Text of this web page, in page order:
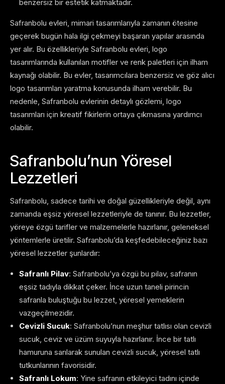
benzersiz bir estetik katmaktadır.
Safranbolu evleri, mimari tasarımlarıyla zamanın ötesine
geçerek bugün hala ilgi çekmeyi başaran yapılar arasında
yer alır. Bu özellikleriyle Safranbolu evleri, logo
tasarımlarında kullanılan motifler ve renk paletleri için ilham
kaynağı olabilir. Bu evler, tasarımcılara benzersiz ve göz alıcı
logo tasarımları yaratma konusunda ilham verebilir. Bu
nedenle, Safranbolu evlerinin detaylı gözlemi, logo
tasarımları için kreatif fikirlerin ortaya çıkmasına yardımcı
olabilir.
Safranbolu’nun Yöresel
Lezzetleri
Safranbolu, sadece tarihi ve doğal güzellikleriyle değil, aynı
zamanda eşsiz yöresel lezzetleriyle de tanınır. Bu lezzetler,
yöreye özgü tarifler ve malzemelerle hazırlanır, geleneksel
yöntemlerle üretilir. Safranbolu’da keşfedebileceğiniz bazı
yöresel lezzetler şunlardır:
Safranlı Pilav: Safranbolu’ya özgü bu pilav, safranın
eşsiz tadıyla dikkat çeker. İnce uzun taneli pirincin
safranla buluştuğu bu lezzet, yöresel yemeklerin
vazgeçilmezidir.
Cevizli Sucuk: Safranbolu’nun meşhur tatlısı olan cevizli
sucuk, ceviz ve üzüm suyuyla hazırlanır. İnce bir tatlı
hamuruna sarılarak sunulan cevizli sucuk, yöresel tatlı
tutkunlarının favorisidir.
Safranlı Lokum: Yine safranın etkileyici tadını içinde